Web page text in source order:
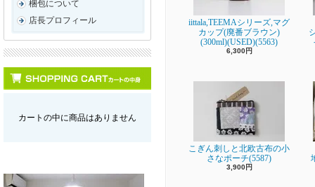
梱包について
店長プロフィール
カートの中に商品はありません
iittala,TEEMAシリーズ,マグ
カップ(廃番ブラウン)
(300ml)(USED)(5563)
6,300円
こぎん刺しと北欧古布の小
さなポーチ(5587)
3,900円